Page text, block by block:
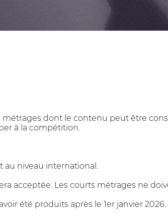
métrages dont le contenu peut être
à la compétition.
au niveau international.
acceptée. Les courts métrages ne
été produits après le 1er janvier 2026.